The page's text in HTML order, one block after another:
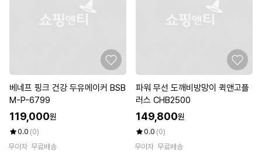
베네프 핑크 건강 두유메이커 BSB
M-P-6799
119,000원
0.0 (0)
무이자 무료배송
파워 무선 도깨비방망이 퀵앤고플
러스 CHB2500
149,800원
0.0 (0)
무이자 무료배송